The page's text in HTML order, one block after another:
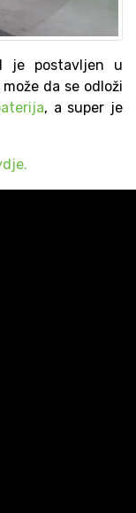
je postavljen u
da se odloži
, a super je